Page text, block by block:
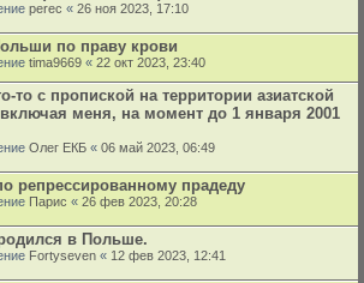
perec « 26 ноя 2023, 17:10
по праву крови
tima9669 « 22 окт 2023, 23:40
то с пропиской на территории азиатской
меня, на момент до 1 января 2001
Олег ЕКБ « 06 май 2023, 06:49
репрессированному прадеду
Парис « 26 фев 2023, 20:28
в Польше.
Fortyseven « 12 фев 2023, 12:41